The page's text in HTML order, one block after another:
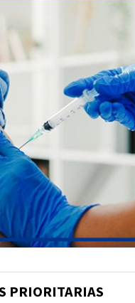
PRIORITARIAS